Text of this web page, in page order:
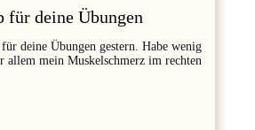
für deine Übungen
deine Übungen gestern. Habe wenig
allem mein Muskelschmerz im rechten